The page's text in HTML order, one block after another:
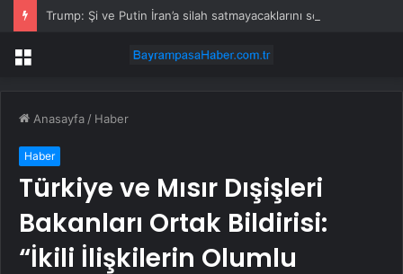
Trump: Şi ve Putin İran’a silah satmayacaklarını söyledi
Menü
Anasayfa / Haber
Haber
Türkiye ve Mısır Dışişleri
Bakanları Ortak Bildirisi:
“İkili İlişkilerin Olumlu